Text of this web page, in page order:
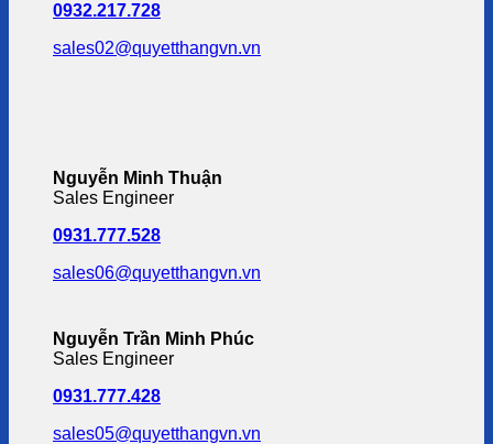
0932.217.728
sales02@quyetthangvn.vn
Nguyễn Minh Thuận
Sales Engineer
0931.777.528
sales06@quyetthangvn.vn
Nguyễn Trần Minh Phúc
Sales Engineer
0931.777.428
sales05@quyetthangvn.vn